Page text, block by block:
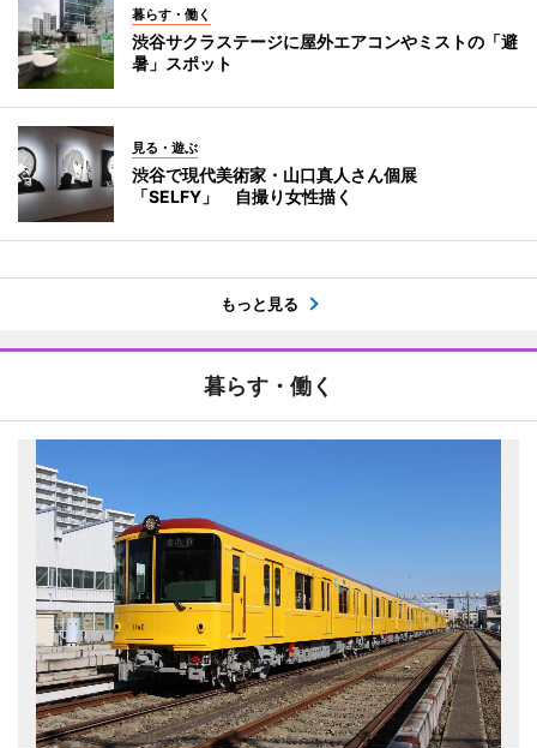
暮らす・働く
渋谷サクラステージに屋外エアコンやミストの「避
暑」スポット
見る・遊ぶ
渋谷で現代美術家・山口真人さん個展
「SELFY」 自撮り女性描く
もっと見る
暮らす・働く